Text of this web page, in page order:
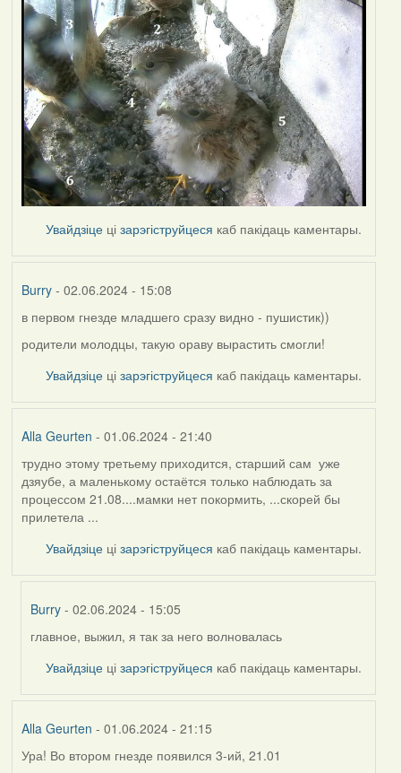
Увайдзіце цізарэгіструйцеся каб пакідаць каментары.
Burry- 02.06.2024 - 15:08
в первом гнезде младшего сразу видно - пушистик))
родители молодцы, такую ораву вырастить смогли!
Увайдзіце цізарэгіструйцеся каб пакідаць каментары.
Alla Geurten - 01.06.2024 - 21:40
трудно этому третьему приходится, старший сам уже
дзяубе, а маленькому остаётся только наблюдать за
процессом 21.08....мамки нет покормить, ...скорей бы
прилетела ...
Увайдзіце цізарэгіструйцеся каб пакідаць каментары.
Burry - 02.06.2024 - 15:05
In
reply
by
Geurten
главное, выжил, я так за него волновалась
Увайдзіце цізарэгіструйцеся каб пакідаць каментары.
Alla Geurten - 01.06.2024 - 21:15
Ура! Во втором гнезде появился 3-ий, 21.01